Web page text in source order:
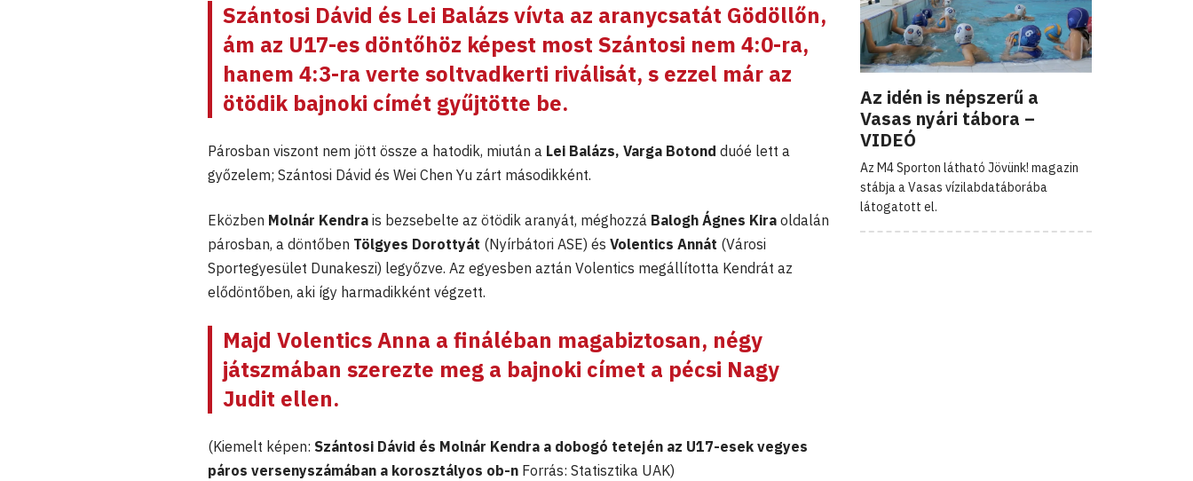
Szántosi Dávid és Lei Balázsvívta az aranycsatát Gödöllőn,
ám az U17-es döntőhöz képest most Szántosi nem 4:0-ra,
hanem 4:3-ra verte soltvadkerti riválisát, s ezzel már az
ötödik bajnoki címét gyűjtötte be.
Párosban viszont nem jött össze a hatodik, miután a Lei Balázs, Varga Botond duóé lett a
győzelem; Szántosi Dávid és Wei Chen Yu zárt másodikként.
Eközben Molnár Kendra is bezsebelte az ötödik aranyát, méghozzá Balogh Ágnes Kira oldalán
párosban, a döntőben Tölgyes Dorottyát (Nyírbátori ASE) és Volentics Annát (Városi
Sportegyesület Dunakeszi) legyőzve. Az egyesben aztán Volentics megállította Kendrát az
elődöntőben, aki így harmadikként végzett.
Majd Volentics Anna a fináléban magabiztosan, négy
játszmában szerezte meg a bajnoki címet a pécsi Nagy
Judit ellen.
(Kiemelt képen: Szántosi Dávid és Molnár Kendra a dobogó tetején az U17-esek vegyes
páros versenyszámában a korosztályos ob-n Forrás: Statisztika UAK)
Az idén is népszerű a
Vasas nyári tábora –
VIDEÓ
Az M4 Sporton látható Jövünk! magazin
stábja a Vasas vízilabdatáborába
látogatott el.